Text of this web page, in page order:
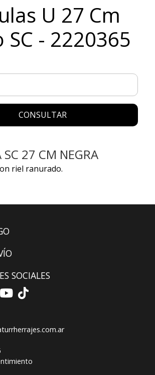
U 27 Cm
SC - 2220365
CONSULTAR
SC 27 CM NEGRA
riel ranurado.
SOCIALES